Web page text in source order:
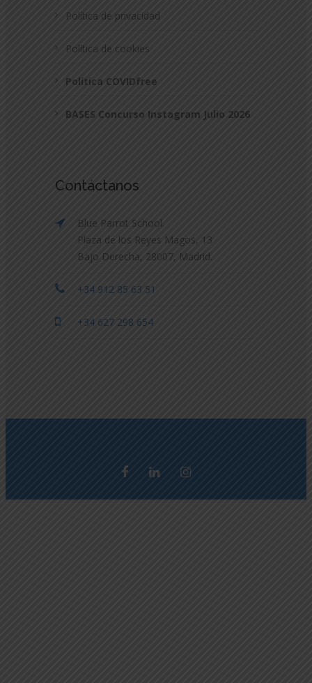
Política de privacidad
Política de cookies
Política COVIDfree
BASES Concurso Instagram Julio 2026
Contáctanos
Blue Parrot School.
Plaza de los Reyes Magos, 13
Bajo Derecha, 28007, Madrid.
+34 912 85 63 51
+34 627 298 654